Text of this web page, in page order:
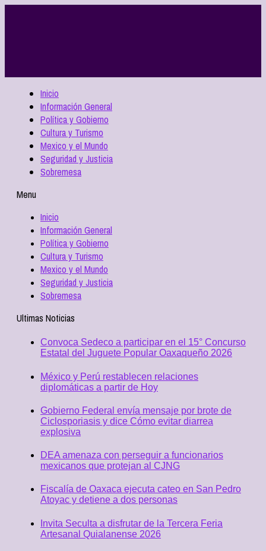
Inicio
Información General
Política y Gobierno
Cultura y Turismo
Mexico y el Mundo
Seguridad y Justicia
Sobremesa
Menu
Inicio
Información General
Política y Gobierno
Cultura y Turismo
Mexico y el Mundo
Seguridad y Justicia
Sobremesa
Ultimas Noticias
Convoca Sedeco a participar en el 15° Concurso
Estatal del Juguete Popular Oaxaqueño 2026
México y Perú restablecen relaciones
diplomáticas a partir de Hoy
Gobierno Federal envía mensaje por brote de
Ciclosporiasis y dice Cómo evitar diarrea
explosiva
DEA amenaza con perseguir a funcionarios
mexicanos que protejan al CJNG
Fiscalía de Oaxaca ejecuta cateo en San Pedro
Atoyac y detiene a dos personas
Invita Seculta a disfrutar de la Tercera Feria
Artesanal Quialanense 2026